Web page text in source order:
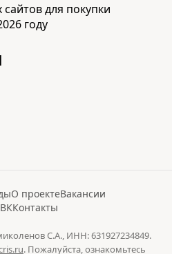
для покупки
году
О проектеВакансии
Контакты
С.А., ИНН: 631927234849.
. Пожалуйста, ознакомьтесь